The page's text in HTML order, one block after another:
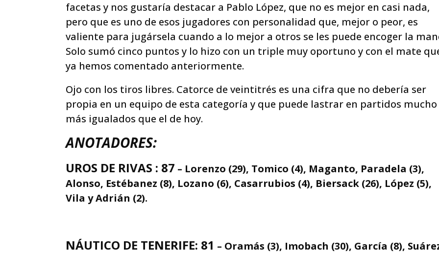
facetas y nos gustaría destacar a Pablo López, que no es mejor en casi nada,
pero que es uno de esos jugadores con personalidad que, mejor o peor, es
valiente para jugársela cuando a lo mejor a otros se les puede encoger la
Solo sumó cinco puntos y lo hizo con un triple muy oportuno y con el mate
ya hemos comentado anteriormente.
Ojo con los tiros libres. Catorce de veintitrés es una cifra que no debería ser
propia en un equipo de esta categoría y que puede lastrar en partidos mucho
más igualados que el de hoy.
ANOTADORES:
UROS DE RIVAS : 87 – Lorenzo (29), Tomico (4), Maganto, Paradela (3),
Alonso, Estébanez (8), Lozano (6), Casarrubios (4), Biersack (26), López (5),
Vila y Adrián (2).
NÁUTICO DE TENERIFE: 81 – Oramás (3), Imobach (30), García (8),